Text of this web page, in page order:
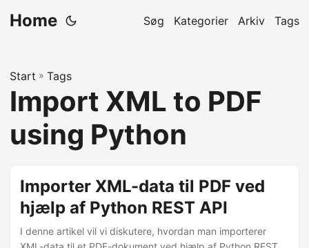
Home Søg Kategorier Arkiv Tags
Start » Tags
Import XML to PDF
using Python
Importer XML-data til PDF ved
hjælp af Python REST API
I denne artikel vil vi diskutere, hvordan man importerer